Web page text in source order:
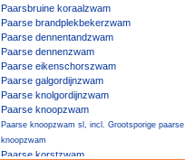
Paarsbruine koraalzwam
Paarse brandplekbekerzwam
Paarse dennentandzwam
Paarse dennenzwam
Paarse eikenschorszwam
Paarse galgordijnzwam
Paarse knolgordijnzwam
Paarse knoopzwam
Paarse knoopzwam sl, incl. Grootsporige paarse
knoopzwam
Paarse korstzwam